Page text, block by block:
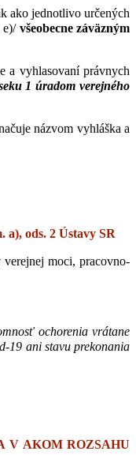
ako jednotlivo určených
e)/ všeobecne záväzným
a vyhlasovaní právnych
1 úradom verejného
názvom vyhláška a
ods. 2 Ústavy SR
moci, pracovno-
ochorenia vrátane
19 ani stavu prekonania
V AKOM ROZSAHU